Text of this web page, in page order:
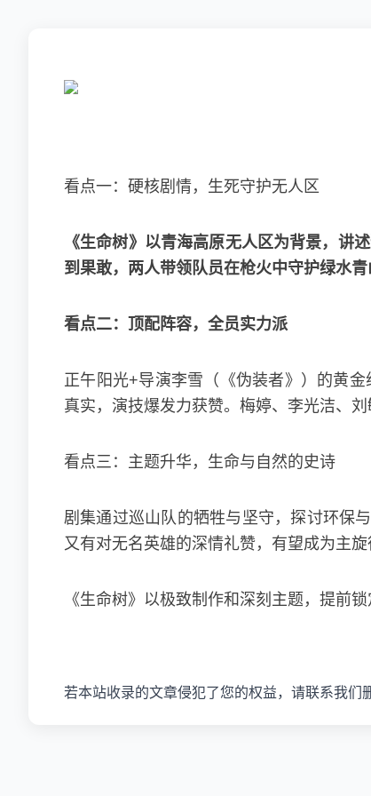
看点一：硬核剧情，生死守护无人区
《生命树》以青海高原无人区为背景，讲
到果敢，两人带领队员在枪火中守护绿水
看点二：顶配阵容，全员实力派
正午阳光+导演李雪（《伪装者》）的黄
真实，演技爆发力获赞。梅婷、李光洁、
看点三：主题升华，生命与自然的史诗
剧集通过巡山队的牺牲与坚守，探讨环保
又有对无名英雄的深情礼赞，有望成为主旋
《生命树》以极致制作和深刻主题，提前
若本站收录的文章侵犯了您的权益，请联系我们